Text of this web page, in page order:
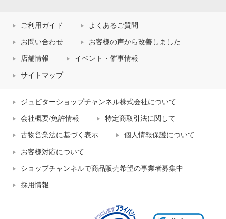
ご利用ガイド よくあるご質問
お問い合わせ お客様の声から改善しました
店舗情報 イベント・催事情報
サイトマップ
ジュピターショップチャンネル株式会社について
会社概要/免許情報 特定商取引法に関して
古物営業法に基づく表示 個人情報保護について
お客様対応について
ショップチャンネルで商品販売希望の事業者募集中
採用情報